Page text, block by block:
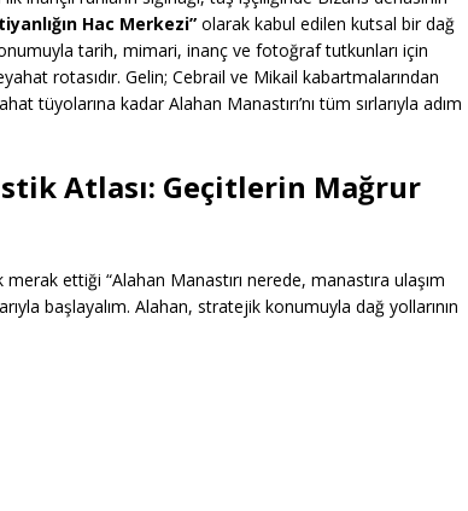
Hac Merkezi” olarak kabul edilen kutsal bir dağ
tarih, mimari, inanç ve fotoğraf tutkunları için
rotasıdır. Gelin; Cebrail ve Mikail kabartmalarından
tüyolarına kadar Alahan Manastırı’nı tüm sırlarıyla adım
Atlası: Geçitlerin Mağrur
ettiği “Alahan Manastırı nerede, manastıra ulaşım
başlayalım. Alahan, stratejik konumuyla dağ yollarının